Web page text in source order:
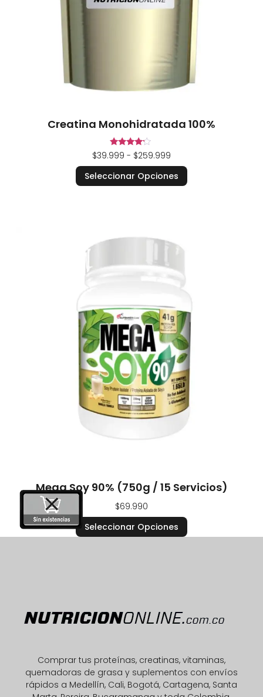
Creatina Monohidratada 100%
Valorado
en
4.00
de 5
$39.999 - $259.999
Seleccionar Opciones
Mega Soy 90% (750g / 15 Servicios)
$69.990
Seleccionar Opciones
Comprar tus proteínas, creatinas, vitaminas,
quemadoras de grasa y suplementos con envíos
rápidos a Medellín, Cali, Bogotá, Cartagena, Santa